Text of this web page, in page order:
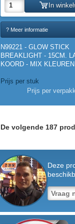
In
? Meer informatie
N99221 - GLOW STICK
BREAKLIGHT - 15CM.
KOORD - MIX
Prijs per stuk
Prijs per
De volgende 187
Deze